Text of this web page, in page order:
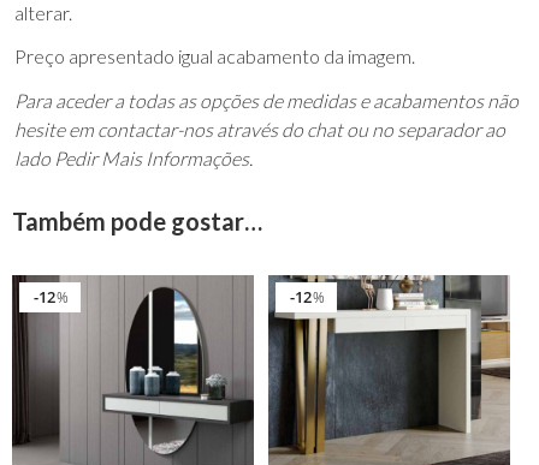
alterar.
Preço apresentado igual acabamento da imagem.
Para aceder a todas as opções de medidas e acabamentos não
hesite em contactar-nos através do chat ou no separador ao
lado Pedir Mais Informações.
Também pode gostar…
%
12 %
12